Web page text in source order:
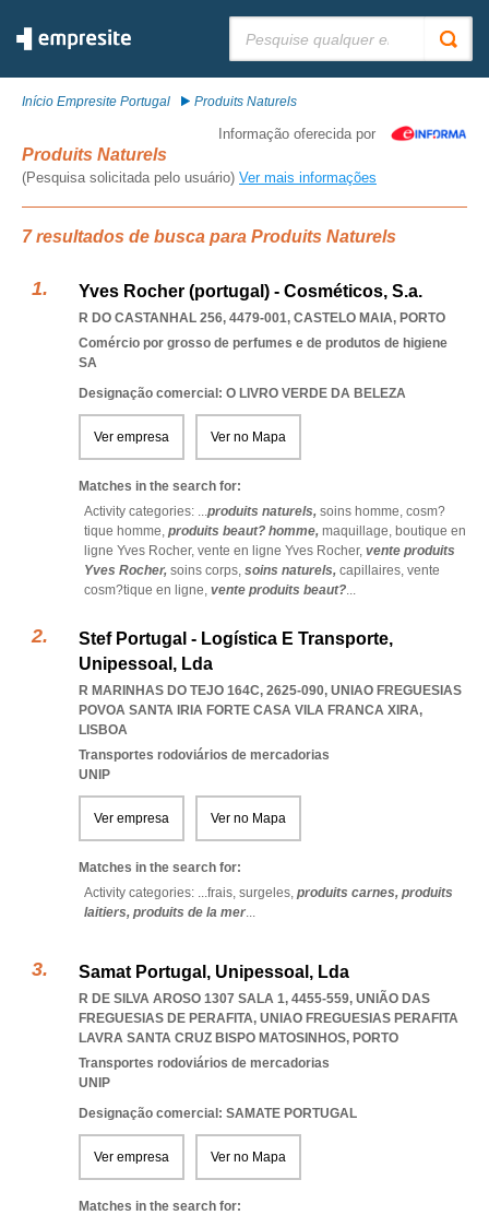
Início Empresite Portugal Produits Naturels
Informação oferecida por
Produits Naturels
(Pesquisa solicitada pelo usuário) Ver mais informações
7 resultados de busca para Produits Naturels
Yves Rocher (portugal) - Cosméticos, S.a.
R DO CASTANHAL 256, 4479-001, CASTELO MAIA, PORTO
Comércio por grosso de perfumes e de produtos de higiene
SA
Designação comercial: O LIVRO VERDE DA BELEZA
Ver empresa Ver no Mapa
Matches in the search for:
Activity categories: ...produits naturels, soins homme, cosm?
tique homme, produits beaut? homme, maquillage, boutique en
ligne Yves Rocher, vente en ligne Yves Rocher, vente produits
Yves Rocher, soins corps, soins naturels, capillaires, vente
cosm?tique en ligne, vente produits beaut?...
Stef Portugal - Logística E Transporte,
Unipessoal, Lda
R MARINHAS DO TEJO 164C, 2625-090, UNIAO FREGUESIAS
POVOA SANTA IRIA FORTE CASA VILA FRANCA XIRA,
LISBOA
Transportes rodoviários de mercadorias
UNIP
Ver empresa Ver no Mapa
Matches in the search for:
Activity categories: ...frais, surgeles, produits carnes, produits
laitiers, produits de la mer...
Samat Portugal, Unipessoal, Lda
R DE SILVA AROSO 1307 SALA 1, 4455-559, UNIÃO DAS
FREGUESIAS DE PERAFITA, UNIAO FREGUESIAS PERAFITA
LAVRA SANTA CRUZ BISPO MATOSINHOS, PORTO
Transportes rodoviários de mercadorias
UNIP
Designação comercial: SAMATE PORTUGAL
Ver empresa Ver no Mapa
Matches in the search for: